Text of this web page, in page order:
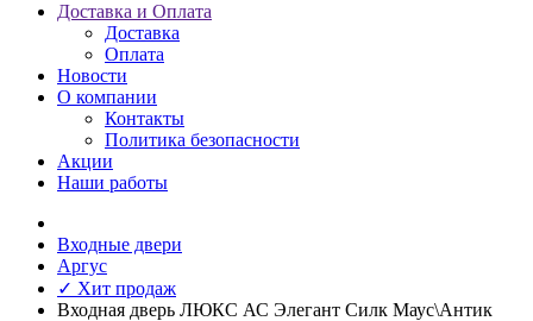
Доставка и Оплата
Доставка
Оплата
Новости
О компании
Контакты
Политика безопасности
Акции
Наши работы
Входные двери
Аргус
✓ Хит продаж
Входная дверь ЛЮКС АС Элегант Силк Маус\Антик